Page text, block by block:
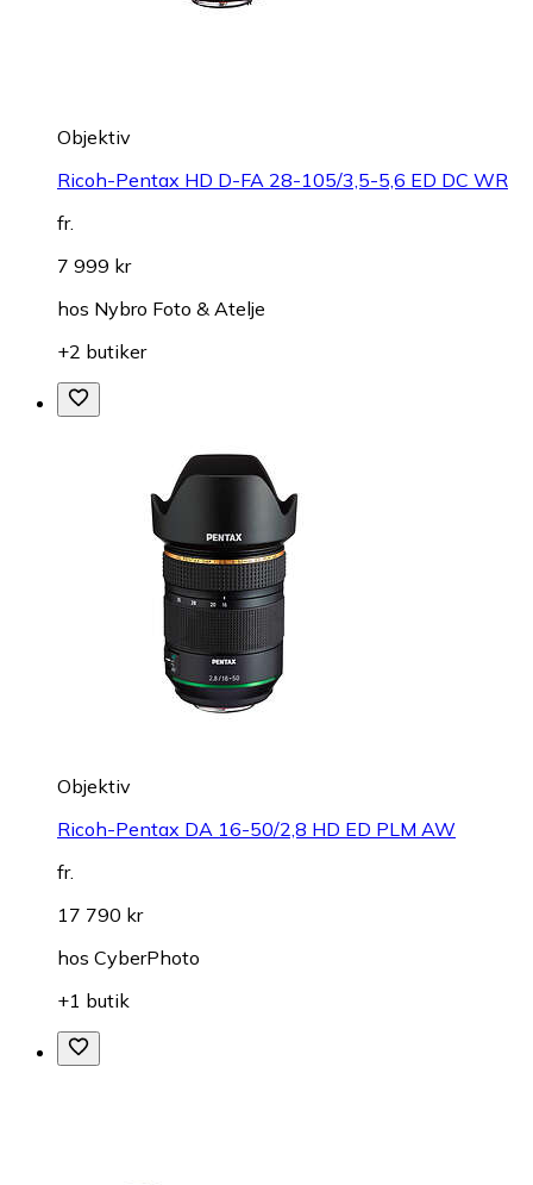
Objektiv
Ricoh-Pentax HD D-FA 28-105/3,5-5,6 ED DC WR
fr.
7 999 kr
hos Nybro Foto & Atelje
+2 butiker
Objektiv
Ricoh-Pentax DA 16-50/2,8 HD ED PLM AW
fr.
17 790 kr
hos CyberPhoto
+1 butik